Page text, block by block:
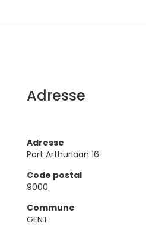
Adresse
Adresse
Port Arthurlaan 16
Code postal
9000
Commune
GENT